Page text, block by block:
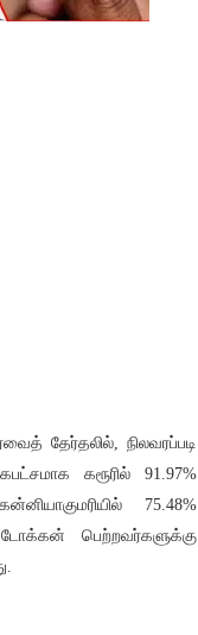
தேர்தலில், நிலவரப்படி
கரூரில் 91.97%
75.48%
பெற்றவர்களுக்கு